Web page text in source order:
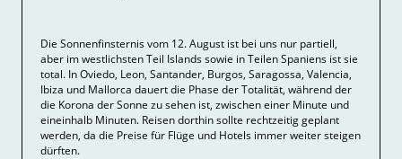
Die Sonnenfinsternis vom 12. August ist bei uns nur partiell,
aber im westlichsten Teil Islands sowie in Teilen Spaniens ist sie
total. In Oviedo, Leon, Santander, Burgos, Saragossa, Valencia,
Ibiza und Mallorca dauert die Phase der Totalität, während der
die Korona der Sonne zu sehen ist, zwischen einer Minute und
eineinhalb Minuten. Reisen dorthin sollte rechtzeitig geplant
werden, da die Preise für Flüge und Hotels immer weiter steigen
dürften.